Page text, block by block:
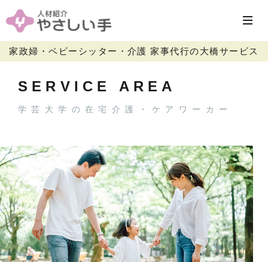
家政婦・ベビーシッター・介護 家事代行の大橋サービス
SERVICE AREA
学芸大学の在宅介護・ケアワーカー